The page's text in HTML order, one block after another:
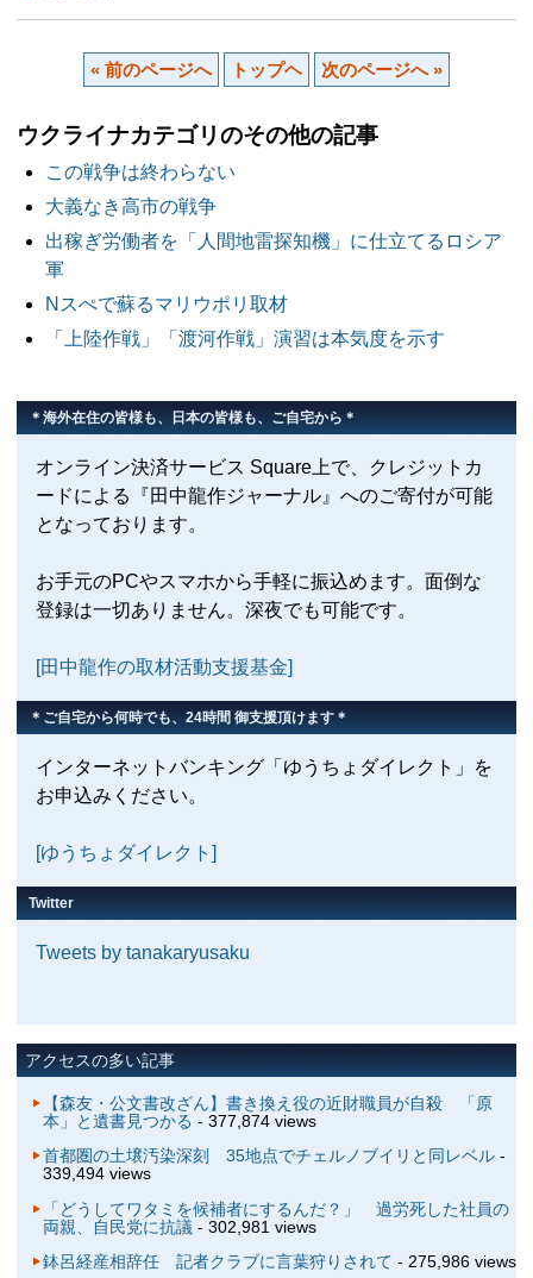
« 前のページへ トップヘ 次のページへ »
ウクライナカテゴリのその他の記事
この戦争は終わらない
大義なき高市の戦争
出稼ぎ労働者を「人間地雷探知機」に仕立てるロシア
軍
Nスぺで蘇るマリウポリ取材
「上陸作戦」「渡河作戦」演習は本気度を示す
＊海外在住の皆様も、日本の皆様も、ご自宅から＊
オンライン決済サービス Square上で、クレジットカ
ードによる『田中龍作ジャーナル』へのご寄付が可能
となっております。
お手元のPCやスマホから手軽に振込めます。面倒な
登録は一切ありません。深夜でも可能です。
[田中龍作の取材活動支援基金]
＊ご自宅から何時でも、24時間 御支援頂けます＊
インターネットバンキング「ゆうちょダイレクト」を
お申込みください。
[ゆうちょダイレクト]
Twitter
Tweets by tanakaryusaku
アクセスの多い記事
【森友・公文書改ざん】書き換え役の近財職員が自殺 「原
本」と遺書見つかる - 377,874 views
首都圏の土壌汚染深刻 35地点でチェルノブイリと同レベル-
339,494 views
「どうしてワタミを候補者にするんだ？」 過労死した社員の
両親、自民党に抗議 - 302,981 views
鉢呂経産相辞任 記者クラブに言葉狩りされて - 275,986 views